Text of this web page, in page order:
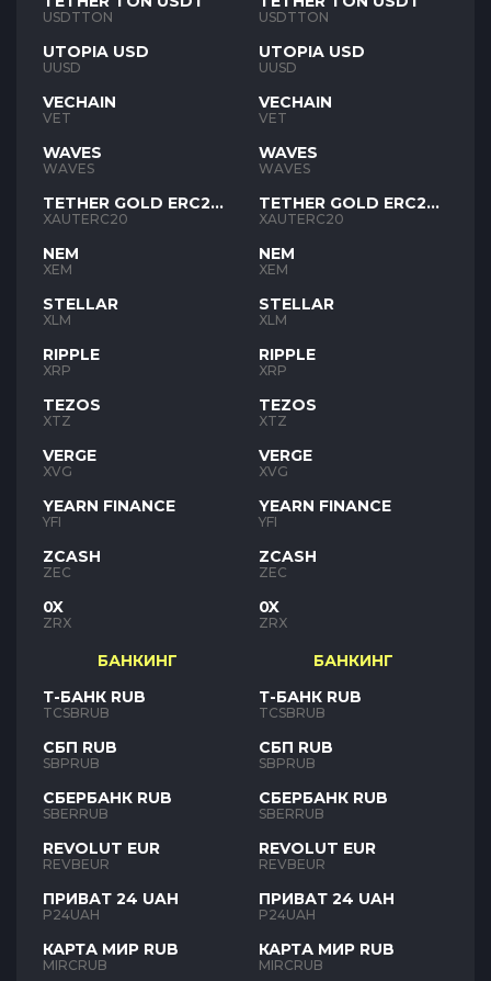
USDTTON
UTOPIA USD
UUSD
VECHAIN
VET
WAVES
WAVES
TETHER GOLD ERC20
XAUT
XAUTERC20
NEM
XEM
STELLAR
XLM
RIPPLE
XRP
TEZOS
XTZ
VERGE
XVG
YEARN FINANCE
YFI
ZCASH
ZEC
0X
ZRX
БАНКИНГ
Т-БАНК RUB
TCSBRUB
СБП RUB
SBPRUB
СБЕРБАНК RUB
SBERRUB
REVOLUT EUR
REVBEUR
ПРИВАТ 24 UAH
P24UAH
КАРТА МИР RUB
MIRCRUB
USDTTON
UTOPIA USD
UUSD
VECHAIN
VET
WAVES
WAVES
TETHER GOLD ERC20
XAUT
XAUTERC20
NEM
XEM
STELLAR
XLM
RIPPLE
XRP
TEZOS
XTZ
VERGE
XVG
YEARN FINANCE
YFI
ZCASH
ZEC
0X
ZRX
БАНКИНГ
Т-БАНК RUB
TCSBRUB
СБП RUB
SBPRUB
СБЕРБАНК RUB
SBERRUB
REVOLUT EUR
REVBEUR
ПРИВАТ 24 UAH
P24UAH
КАРТА МИР RUB
MIRCRUB